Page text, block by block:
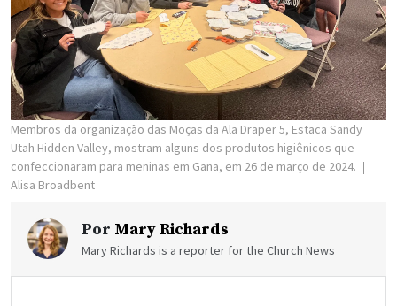
Membros da organização das Moças da Ala Draper 5, Estaca Sandy
Utah Hidden Valley, mostram alguns dos produtos higiênicos que
confeccionaram para meninas em Gana, em 26 de março de 2024.
Alisa Broadbent
Por Mary Richards
Mary Richards is a reporter for the Church News